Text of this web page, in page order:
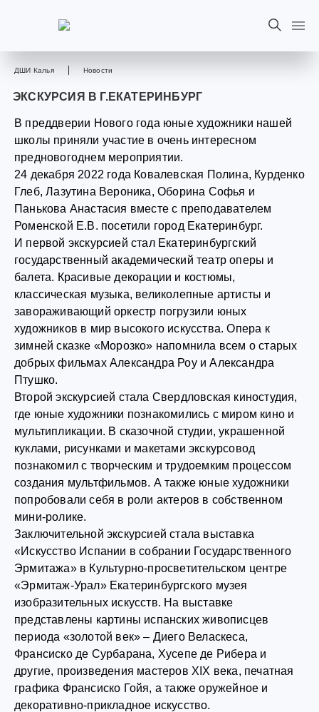
ДШИ Калья Новости
ЭКСКУРСИЯ В Г.ЕКАТЕРИНБУРГ
В преддверии Нового года юные художники нашей
школы приняли участие в очень интересном
предновогоднем мероприятии.
24 декабря 2022 года Ковалевская Полина, Курденко
Глеб, Лазутина Вероника, Оборина Софья и
Панькова Анастасия вместе с преподавателем
Роменской Е.В. посетили город Екатеринбург.
И первой экскурсией стал Екатеринбургский
государственный академический театр оперы и
балета. Красивые декорации и костюмы,
классическая музыка, великолепные артисты и
завораживающий оркестр погрузили юных
художников в мир высокого искусства. Опера к
зимней сказке «Морозко» напомнила всем о старых
добрых фильмах Александра Роу и Александра
Птушко.
Второй экскурсией стала Свердловская киностудия,
где юные художники познакомились с миром кино и
мультипликации. В сказочной студии, украшенной
куклами, рисунками и макетами экскурсовод
познакомил с творческим и трудоемким процессом
создания мультфильмов. А также юные художники
попробовали себя в роли актеров в собственном
мини-ролике.
Заключительной экскурсией стала выставка
«Искусство Испании в собрании Государственного
Эрмитажа» в Культурно-просветительском центре
«Эрмитаж-Урал» Екатеринбургского музея
изобразительных искусств. На выставке
представлены картины испанских живописцев
периода «золотой век» – Диего Веласкеса,
Франсиско де Сурбарана, Хусепе де Рибера и
другие, произведения мастеров XIX века, печатная
графика Франсиско Гойя, а также оружейное и
декоративно-прикладное искусство.